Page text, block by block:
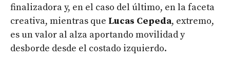
finalizadora y, en el caso del último, en la faceta
creativa, mientras que Lucas Cepeda, extremo,
es un valor al alza aportando movilidad y
desborde desde el costado izquierdo.